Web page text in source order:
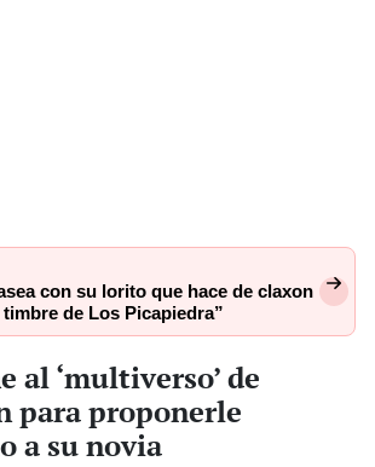
con su lorito que hace de claxon
de Los Picapiedra”
al ‘multiverso’ de
para proponerle
a su novia